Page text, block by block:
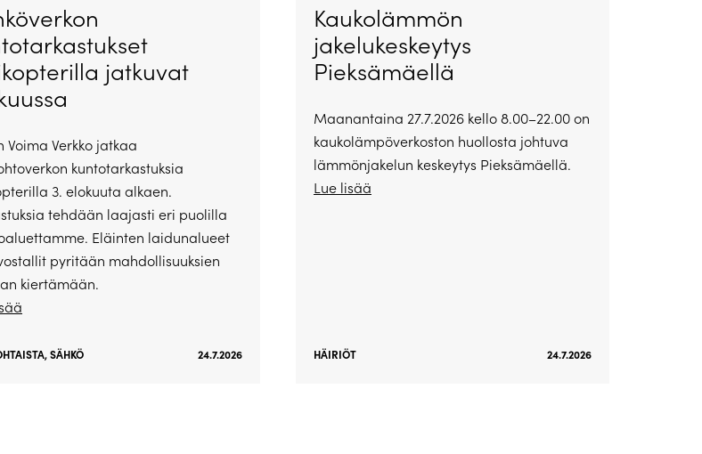
jatkuvat
Voima Verkko jatkaa
kuntotarkastuksia
3. elokuuta alkaen.
tehdään laajasti eri puolilla
Eläinten laidunalueet
pyritään mahdollisuuksien
kiertämään.
,SÄHKÖ 24.7.2026
Kaukolämmön
jakelukeskeytys
Pieksämäellä
Maanantaina 27.7.2026 kello 8.00–22.00 on
kaukolämpöverkoston huollosta johtuva
lämmönjakelun keskeytys Pieksämäellä.
Lue lisää
HÄIRIÖT 24.7.2026